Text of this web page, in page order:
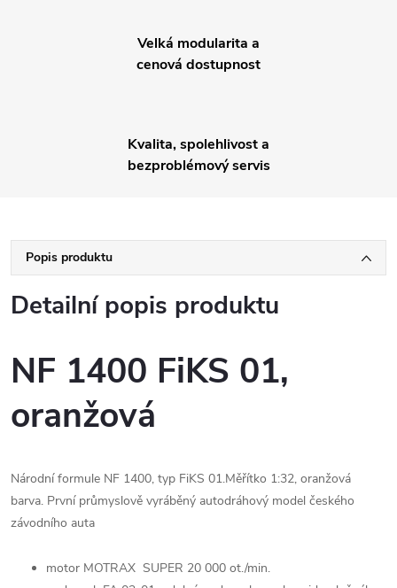
Velká modularita a
cenová dostupnost
Kvalita, spolehlivost a
bezproblémový servis
Popis produktu
Detailní popis produktu
NF 1400 FiKS 01,
oranžová
Národní formule NF 1400, typ FiKS 01.Měřítko 1:32, oranžová
barva. První průmyslově vyráběný autodráhový model českého
závodního auta
motor MOTRAX SUPER 20 000 ot./min.